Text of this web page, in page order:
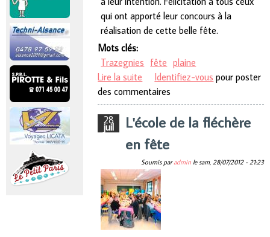
qui ont apporté leur concours à la
réalisation de cette belle fête.
Mots clés:
Trazegnies fête plaine
Lire la suite de Succès pour la fête de la
plaine
Identifiez-vous pour poster
des commentaires
28
juil
L'école de la fléchère
en fête
Soumis paradmin lesam, 28/07/2012 - 21:23